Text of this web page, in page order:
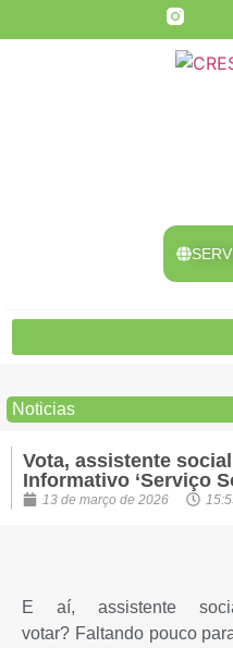
Noticias
Vota, assistente
Informativo ‘Serviço
13 de março de 2026
E aí, assistente
votar? Faltando pouco